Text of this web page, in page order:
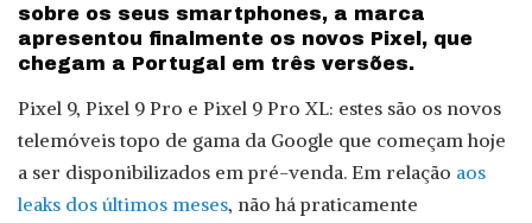
sobre os seus smartphones, a marca
apresentou finalmente os novos Pixel, que
chegam a Portugal em três versões.
Pixel 9, Pixel 9 Pro e Pixel 9 Pro XL: estes são os novos
telemóveis topo de gama da Google que começam hoje
a ser disponibilizados em pré-venda. Em relação aos
leaks dos últimos meses, não há praticamente